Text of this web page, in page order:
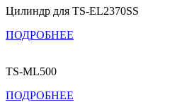
Цилиндр для TS-EL2370SS
ПОДРОБНЕЕ
TS-ML500
ПОДРОБНЕЕ